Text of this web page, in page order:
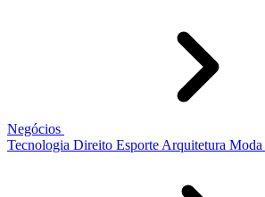
Negócios
Tecnologia Direito Esporte Arquitetura Moda